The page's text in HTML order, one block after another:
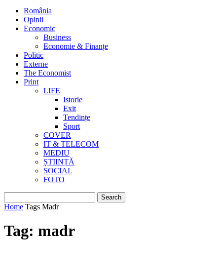
România
Opinii
Economic
Business
Economie & Finanțe
Politic
Externe
The Economist
Print
LIFE
Istorie
Exit
Tendințe
Sport
COVER
IT & TELECOM
MEDIU
ȘTIINȚĂ
SOCIAL
FOTO
Home Tags Madr
Tag: madr